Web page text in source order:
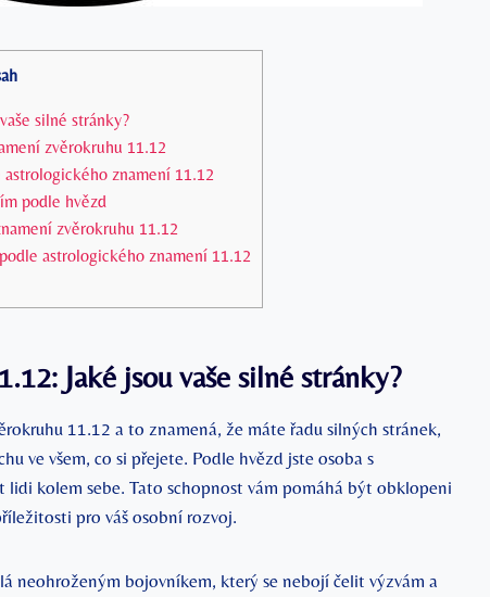
silné stránky?
zvěrokruhu 11.12
znamení 11.12
podle hvězd
zvěrokruhu 11.12
astrologického znamení 11.12
Jaké jsou vaše silné stránky?
11.12 a to znamená, že máte řadu silných stránek,
ve všem, co si přejete. Podle hvězd jste osoba s
kolem sebe. Tato schopnost vám pomáhá být obklopeni
pro váš osobní rozvoj.
neohroženým bojovníkem, který se nebojí čelit výzvám a